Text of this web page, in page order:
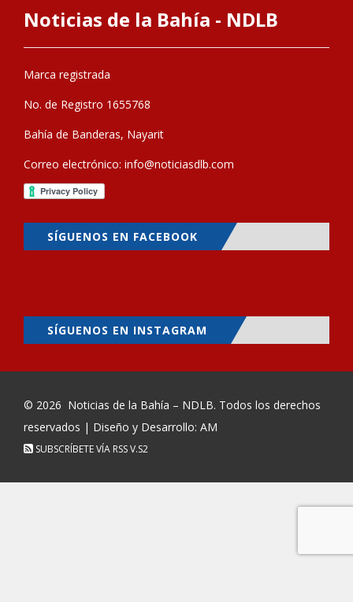
Noticias de la Bahía - NDLB
Marca registrada
No. de Registro 1655768
Bahía de Banderas, Nayarit
Correo electrónico: info@noticiasdlb.com
SÍGUENOS EN FACEBOOK
SÍGUENOS EN INSTAGRAM
© 2026 Noticias de la Bahía – NDLB. Todos los derechos
reservados | Diseño y Desarrollo: AM
SUBSCRÍBETE VÍA RSSV.S2